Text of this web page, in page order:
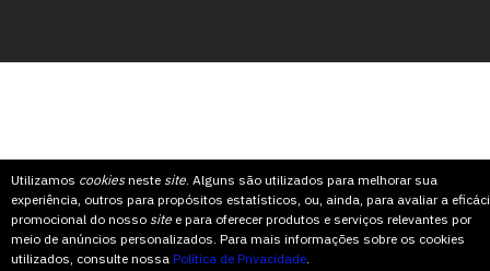
Utilizamos cookiesneste site. Alguns são utilizados para melhorar sua
experiência, outros para propósitos estatísticos, ou, ainda, para avaliar a
promocional do nosso site e para oferecer produtos e serviços relevantes por
meio de anúncios personalizados. Para mais informações sobre os cookies
utilizados, consulte nossa Política de Privacidade.